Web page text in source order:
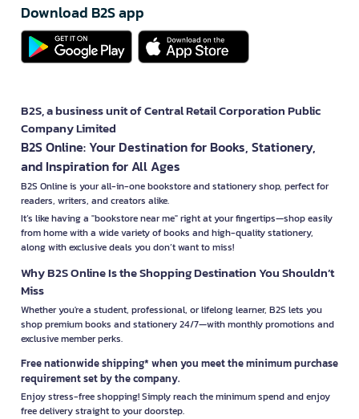
Download B2S app
B2S, a business unit of Central Retail Corporation Public
Company Limited
B2S Online: Your Destination for Books, Stationery,
and Inspiration for All Ages
B2S Online is your all-in-one bookstore and stationery shop, perfect for
readers, writers, and creators alike.
It’s like having a "bookstore near me" right at your fingertips—shop easily
from home with a wide variety of books and high-quality stationery,
along with exclusive deals you don’t want to miss!
Why B2S Online Is the Shopping Destination You Shouldn’t
Miss
Whether you're a student, professional, or lifelong learner, B2S lets you
shop premium books and stationery 24/7—with monthly promotions and
exclusive member perks.
Free nationwide shipping* when you meet the minimum purchase
requirement set by the company.
Enjoy stress-free shopping! Simply reach the minimum spend and enjoy
free delivery straight to your doorstep.